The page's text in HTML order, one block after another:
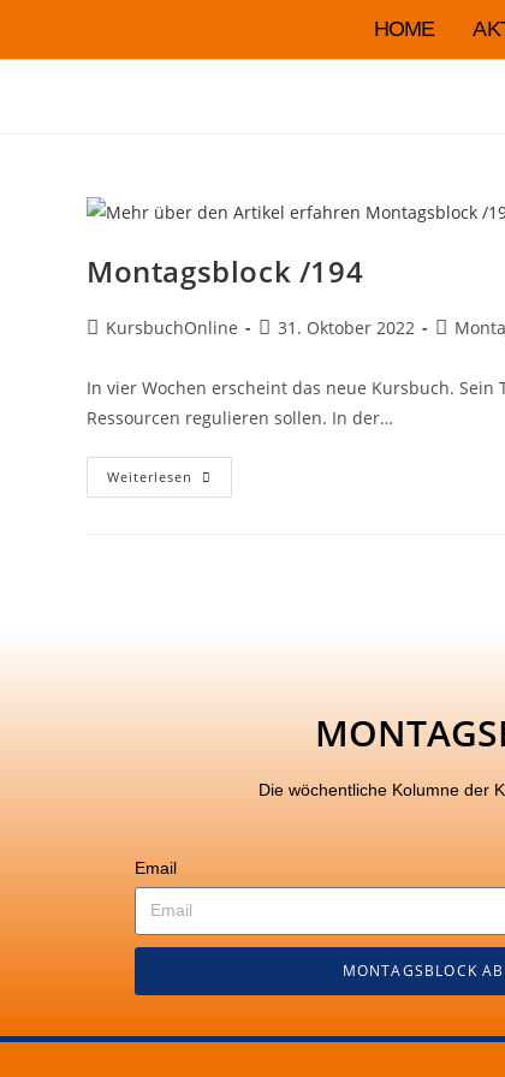
HOME
Montagsblock /194
KursbuchOnline 31. Oktober 2022
In vier Wochen erscheint das neue Kursbuch.
Ressourcen regulieren sollen. In der…
Weiterlesen
Die wöchentliche Kolumne der
Email
MONTAGSBLOCK